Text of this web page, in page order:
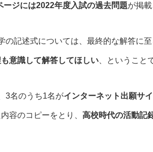
ージには2022年度入試の過去問題が掲載
の記述式については、最終的な解答に
意識して解答してほしい 、ということ
3名のうち1名がインターネット出願サ
容のコピーをとり、 高校時代の活動記